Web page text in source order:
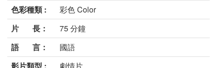
色彩種類 :
彩色 Color
片 長：
75 分鐘
語 言：
國語